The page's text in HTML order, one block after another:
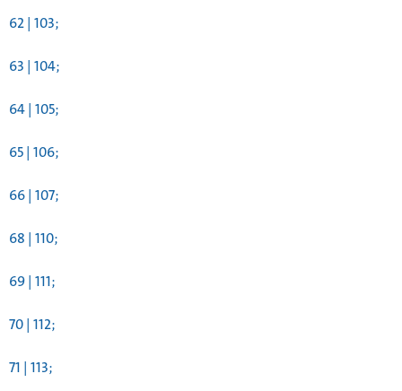
62 | 103;
63 | 104;
64 | 105;
65 | 106;
66 | 107;
68 | 110;
69 | 111;
70 | 112;
71 | 113;